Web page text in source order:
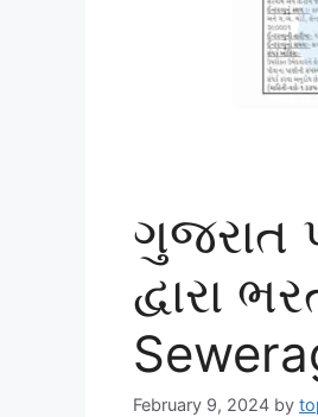
ગુજરાત
દ્વારા
February 9, 2024 by